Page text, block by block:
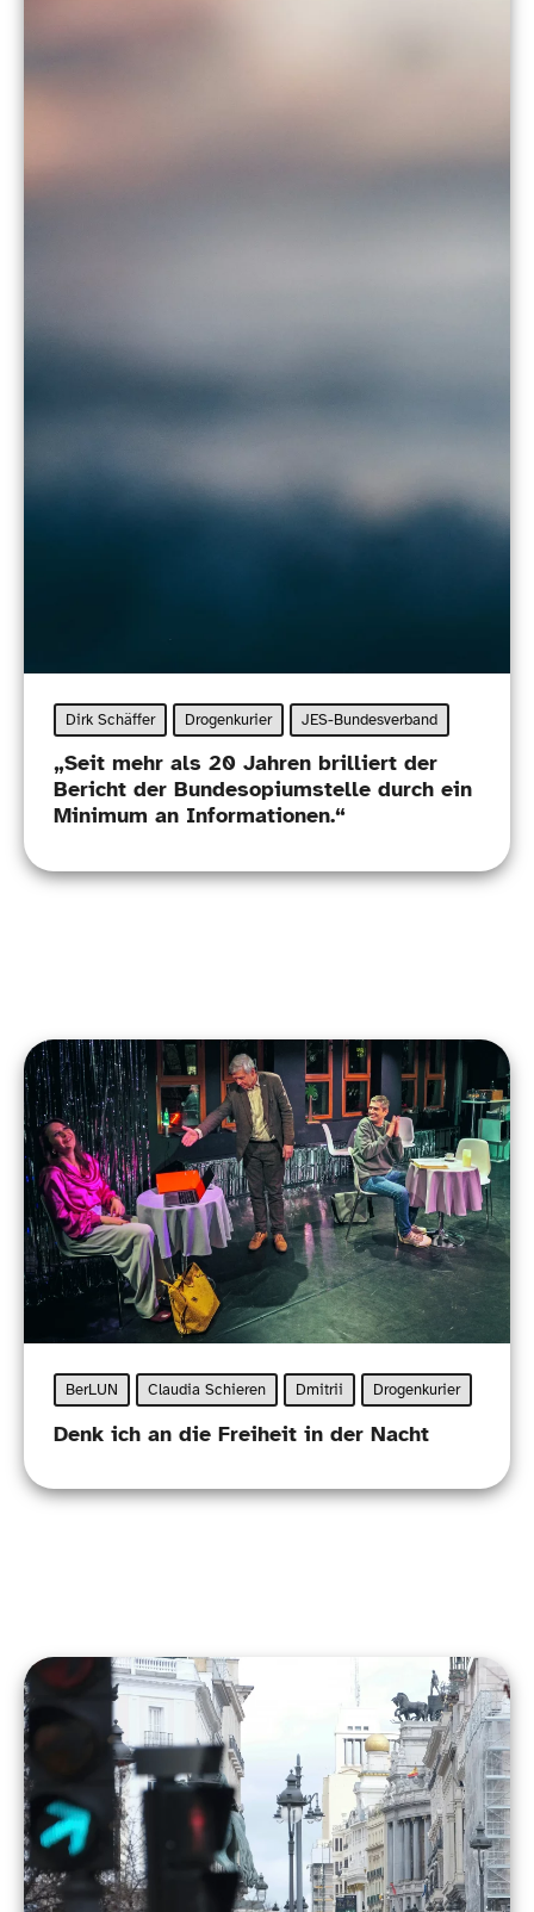
Dirk Schäffer Drogenkurier JES-Bundesverband
„Seit mehr als 20 Jahren brilliert der
Bericht der Bundesopiumstelle durch ein
Minimum an Informationen.“
BerLUN Claudia Schieren Dmitrii Drogenkurier
Denk ich an die Freiheit in der Nacht